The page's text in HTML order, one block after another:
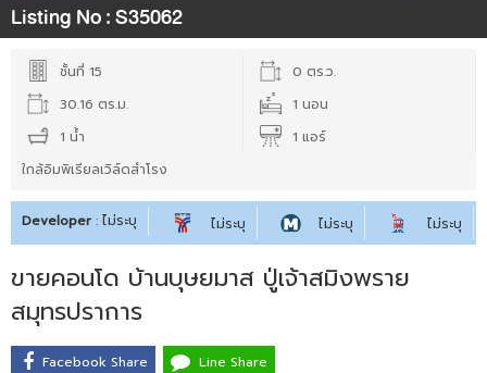
Listing No :S35062
ชั้นที่ 15
0 ตร.ว.
30.16 ตร.ม.
1 นอน
1 น้ำ
1 แอร์
ใกล้อิมพิเรียลเวิล์ดสำโรง
Developer : ไม่ระบุ ไม่ระบุ ไม่ระบุ ไม่ระบุ
ขายคอนโด บ้านบุษยมาส ปู่เจ้าสมิงพราย
สมุทรปราการ
Facebook Share Line Share